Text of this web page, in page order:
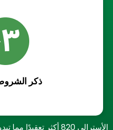
ذكر
الأسترالي 820 أكثر